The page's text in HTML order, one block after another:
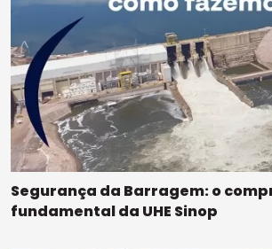
Segurança da Barragem: o
fundamental da UHE Sinop